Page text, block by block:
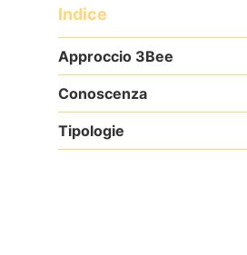
Indice
Approccio 3Bee
Conoscenza
Tipologie